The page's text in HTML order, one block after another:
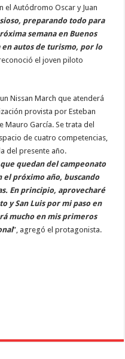
el Autódromo Oscar y Juan
preparando todo para
semana en Buenos
autos de turismo, por lo
el joven piloto
Nissan March que atenderá
provista por Esteban
Mauro García. Se trata del
de cuatro competencias,
del presente año.
quedan del campeonato
próximo año, buscando
En principio, aprovecharé
y San Luis por mi paso en
mucho en mis primeros
”, agregó el protagonista.